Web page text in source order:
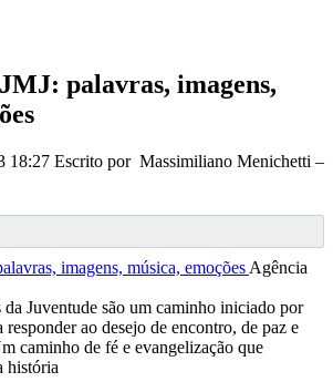
palavras, imagens,
18:27 Escrito por Massimiliano Menichetti –
Agência
Juventude são um caminho iniciado por
responder ao desejo de encontro, de paz e
caminho de fé e evangelização que
história